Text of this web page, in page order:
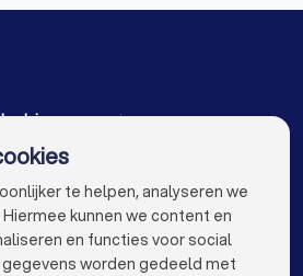
in Beek en Donk
adviseurs in Weert
adviseurs in Amsterdam
adviseurs in Rotterdam
adviseurs in Den Haag
voor jou
te helpen, analyseren we
kunnen we content en
en functies voor social
worden gedeeld met